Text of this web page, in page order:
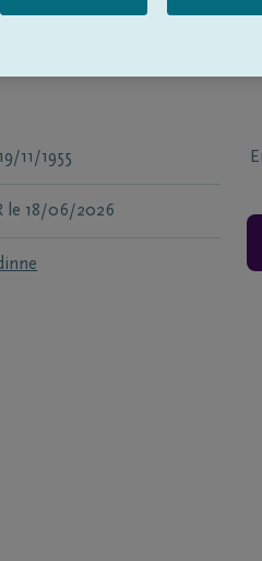
19/11/1955
le 18/06/2026